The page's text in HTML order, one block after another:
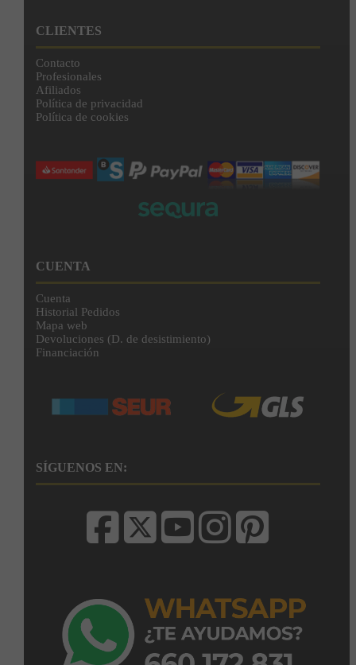
CLIENTES
Contacto
Profesionales
Afiliados
Política de privacidad
Política de cookies
CUENTA
Cuenta
Historial Pedidos
Mapa web
Devoluciones (D. de desistimiento)
Financiación
SÍGUENOS EN: